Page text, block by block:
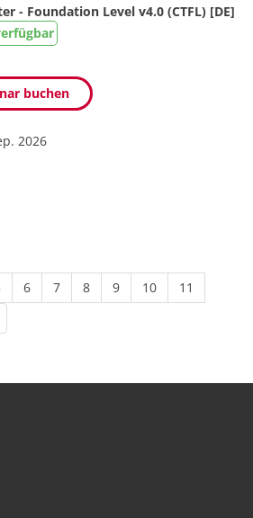
- Foundation Level v4.0 (CTFL) [DE]
buchen
2026
6 7 8 9 10
11